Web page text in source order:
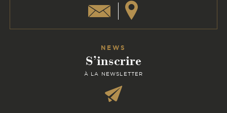
NEWS
S’inscrire
À LA NEWSLETTER